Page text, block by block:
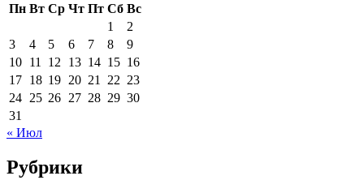
Пн Вт Ср Чт Пт Сб Вс
1
2
3
4 5 6 7 8
9
10 11 12 13 14 15 16
17 18 19 20 21 22 23
24 25 26 27 28 29 30
31
« Июл
Рубрики